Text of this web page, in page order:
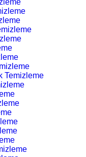
Temizleme